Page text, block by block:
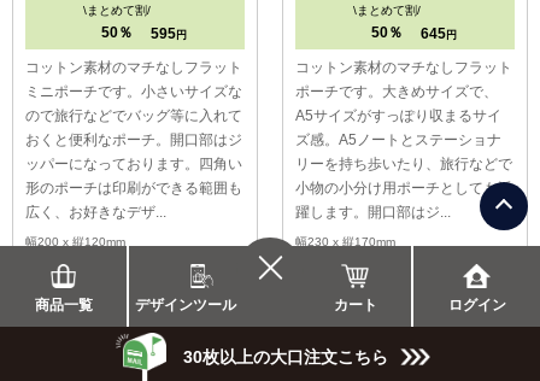
商品一覧 デザインツール カート ログイン
30枚以上の大口注文こちら
\まとめて割/
50％ 595 円
コットン素材のマチなしフラット
ミニポーチです。小さいサイズな
ので旅行などでバッグ等に入れて
おくと便利なポーチ。開口部はジ
ッパーになっております。四角い
形のポーチは印刷ができる範囲も
広く、お好きなデザ...
幅200 x 縦120mm
\まとめて割/
50％ 645 円
コットン素材のマチなしフラット
ポーチです。大きめサイズで、
A5サイズがすっぽり収まるサイ
ズ感。A5ノートとステーショナ
リーを持ち歩いたり、旅行などで
小物の小分け用ポーチとしても活
躍します。開口部はジ...
幅230 x 縦170mm
詳しくはこちら